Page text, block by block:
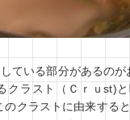
ている部分があるの
クラスト（Ｃｒｕst)
クラストに由来する